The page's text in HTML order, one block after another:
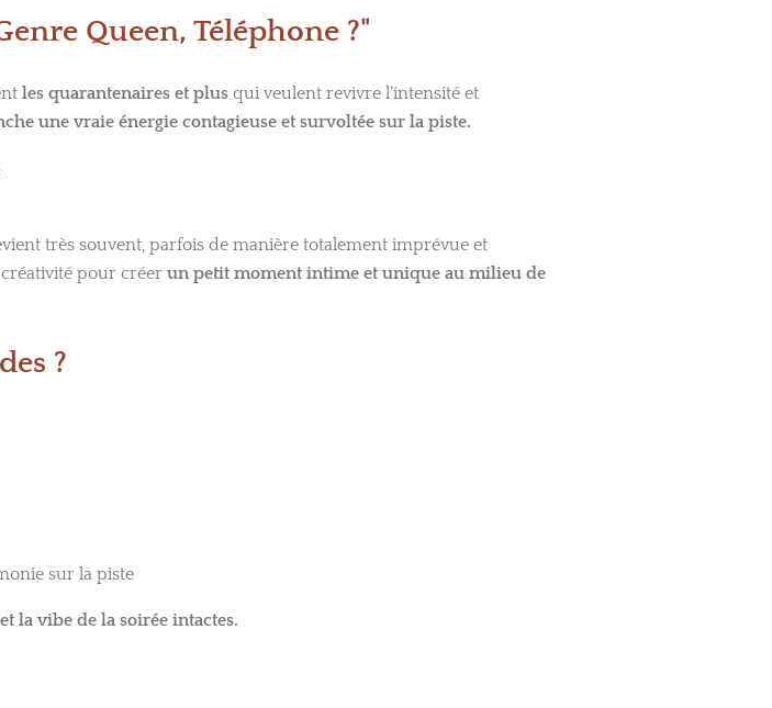
Queen, Téléphone ?"
les quarantenaires et plus qui veulent revivre l'intensité et
une vraie énergie contagieuse et survoltée sur la piste.
très souvent, parfois de manière totalement imprévue et
pour créer un petit moment intime et unique au milieu de
?
sur la piste
la vibe de la soirée intactes.